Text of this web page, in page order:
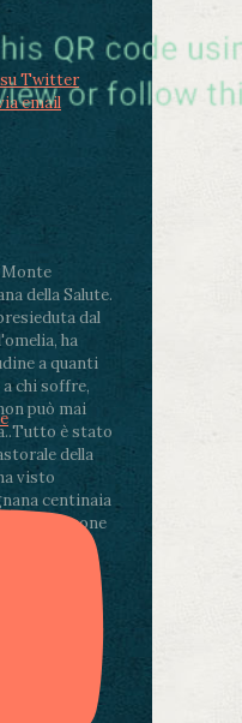
Twitter
email
Monte
della Salute.
dal
ha
a quanti
chi soffre,
può mai
.Tutto è stato
della
visto
centinaia
e persone